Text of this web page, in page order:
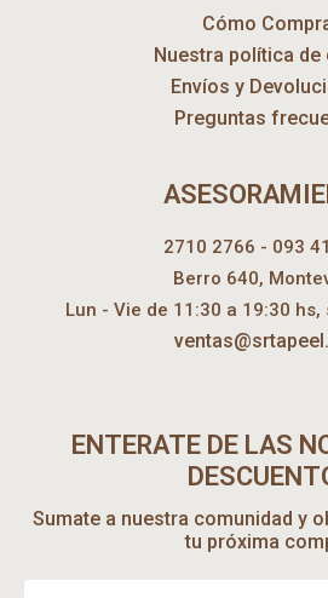
Cómo
Nuestra política de
Envíos y
Preguntas
2710 2766 - 093
Berro 640,
Lun - Vie de 11:30 a 19:30
ENTERATE DE LAS
Sumate a nuestra comunidad y
tu próxima